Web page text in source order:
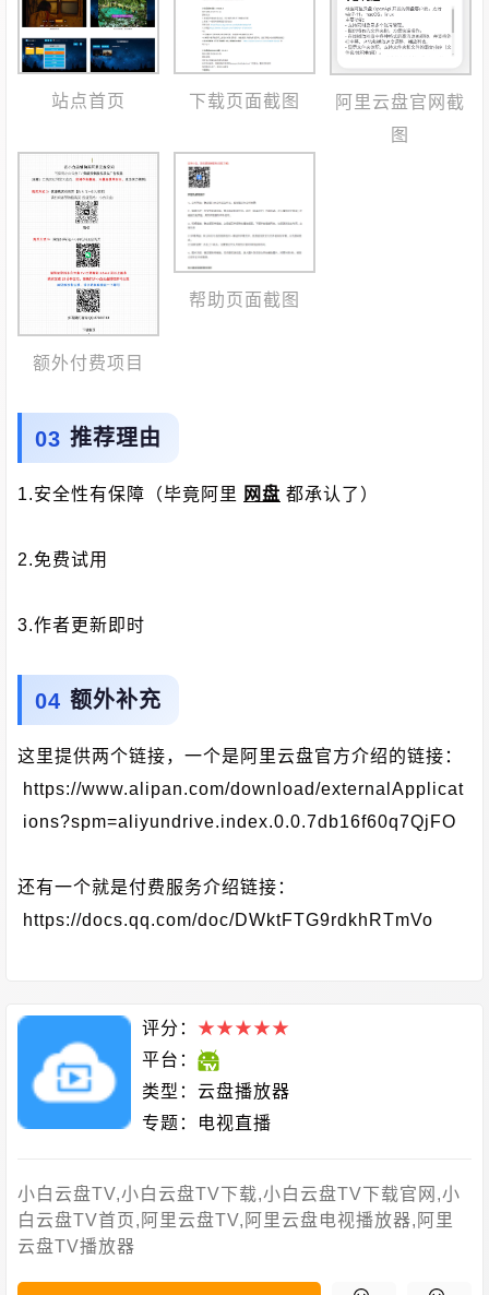
站点首页 下载页面截图
阿里云盘官网截
图
额外付费项目
帮助页面截图
推荐理由
1.安全性有保障（毕竟阿里 网盘 都承认了）
2.免费试用
3.作者更新即时
额外补充
这里提供两个链接，一个是阿里云盘官方介绍的链接：
https://www.alipan.com/download/externalApplicat
ions?spm=aliyundrive.index.0.0.7db16f60q7QjFO
还有一个就是付费服务介绍链接：
https://docs.qq.com/doc/DWktFTG9rdkhRTmVo
评分： ★★★★★
平台：
类型： 云盘播放器
专题：
电视直播
小白云盘TV,小白云盘TV下载,小白云盘TV下载官网,小
白云盘TV首页,阿里云盘TV,阿里云盘电视播放器,阿里
云盘TV播放器